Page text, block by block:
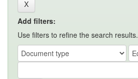
Add filters:
Use filters to refine the search results.